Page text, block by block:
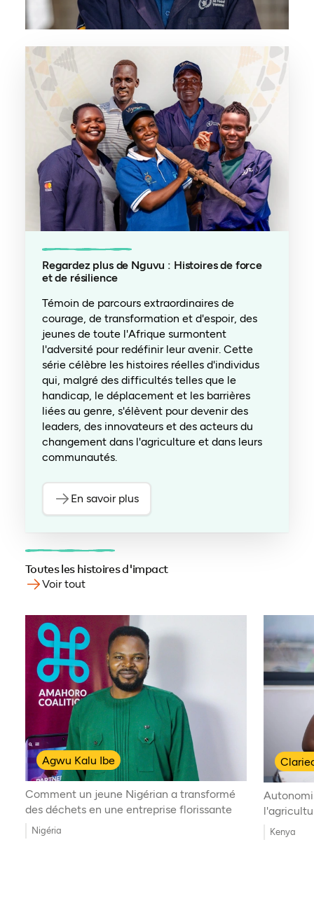
Regardez plus de Nguvu : Histoires de force
et de résilience
Témoin de parcours extraordinaires de
courage, de transformation et d'espoir, des
jeunes de toute l'Afrique surmontent
l'adversité pour redéfinir leur avenir. Cette
série célèbre les histoires réelles d'individus
qui, malgré des difficultés telles que le
handicap, le déplacement et les barrières
liées au genre, s'élèvent pour devenir des
leaders, des innovateurs et des acteurs du
changement dans l'agriculture et dans leurs
communautés.
En savoir plus
Toutes les histoires d'impact
Voir tout
Agwu Kalu Ibe
Comment un jeune Nigérian a transformé
des déchets en une entreprise florissante
Nigéria Kenya